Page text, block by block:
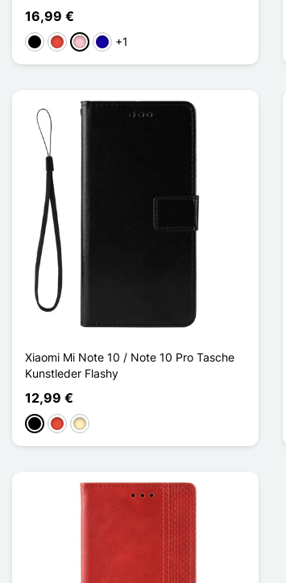
16,99 €
Schwarz
Rot PinkDunkelblau
+1
Xiaomi Mi Note 10 / Note 10 Pro Tasche
Kunstleder Flashy
12,99 €
Schwarz
Rot Golden